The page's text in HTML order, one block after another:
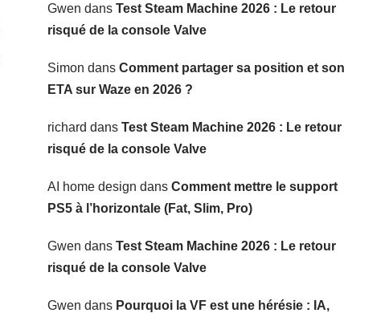
Gwen dans Test Steam Machine 2026 : Le retour
risqué de la console Valve
Simon dans Comment partager sa position et son
ETA sur Waze en 2026 ?
richard dans Test Steam Machine 2026 : Le retour
risqué de la console Valve
AI home design dans Comment mettre le support
PS5 à l’horizontale (Fat, Slim, Pro)
Gwen dans Test Steam Machine 2026 : Le retour
risqué de la console Valve
Gwen dans Pourquoi la VF est une hérésie : IA,